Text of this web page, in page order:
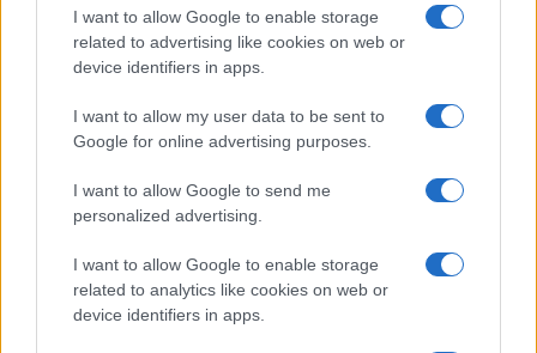
I want to allow Google to enable storage
related to advertising like cookies on web or
device identifiers in apps.
I want to allow my user data to be sent to
Google for online advertising purposes.
I want to allow Google to send me
personalized advertising.
I want to allow Google to enable storage
related to analytics like cookies on web or
device identifiers in apps.